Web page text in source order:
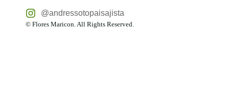
@andressotopaisajista
© Flores Maricon. All Rights Reserved.